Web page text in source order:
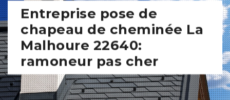
Entreprise pose de
chapeau de cheminée La
Malhoure 22640:
ramoneur pas cher